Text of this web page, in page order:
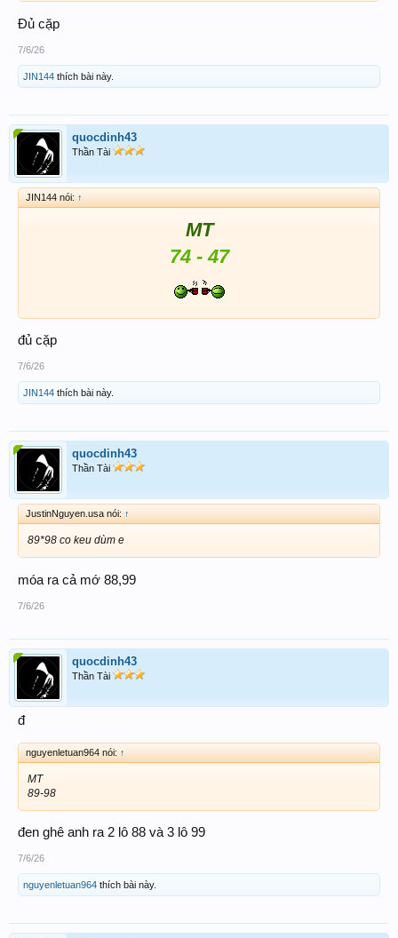
Đủ cặp
7/6/26
JIN144 thích bài này.
quocdinh43
Thần Tài
JIN144 nói: ↑
MT
74 - 47
đủ cặp
7/6/26
JIN144 thích bài này.
quocdinh43
Thần Tài
JustinNguyen.usa nói: ↑
89*98 co keu dùm e
móa ra cả mớ 88,99
7/6/26
quocdinh43
Thần Tài
đ
nguyenletuan964 nói: ↑
MT
89-98
đen ghê anh ra 2 lô 88 và 3 lô 99
7/6/26
nguyenletuan964 thích bài này.